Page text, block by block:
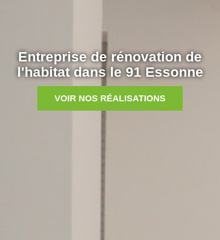
Entreprise de rénovation de
l'habitat dans le 91 Essonne
VOIR NOS RÉALISATIONS